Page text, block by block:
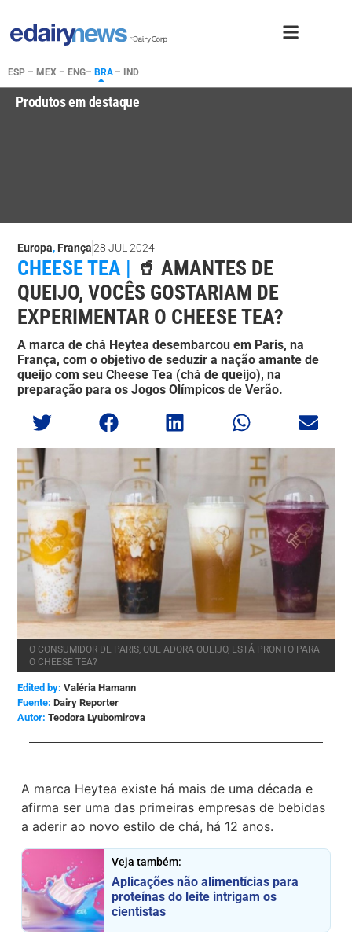
ESP – MEX – ENG– BRA– IND
Produtos em destaque
Europa, França 28 JUL 2024
CHEESE TEA | 🥤 AMANTES DE
QUEIJO, VOCÊS GOSTARIAM DE
EXPERIMENTAR O CHEESE TEA?
A marca de chá Heytea desembarcou em Paris, na
França, com o objetivo de seduzir a nação amante de
queijo com seu Cheese Tea (chá de queijo), na
preparação para os Jogos Olímpicos de Verão.
O CONSUMIDOR DE PARIS, QUE ADORA QUEIJO, ESTÁ PRONTO PARA
O CHEESE TEA?
Edited by: Valéria Hamann
Dairy Reporter
Teodora Lyubomirova
A marca Heytea existe há mais de uma década e
afirma ser uma das primeiras empresas de bebidas
a aderir ao novo estilo de chá, há 12 anos.
Veja também:
Aplicações não alimentícias para
proteínas do leite intrigam os
cientistas